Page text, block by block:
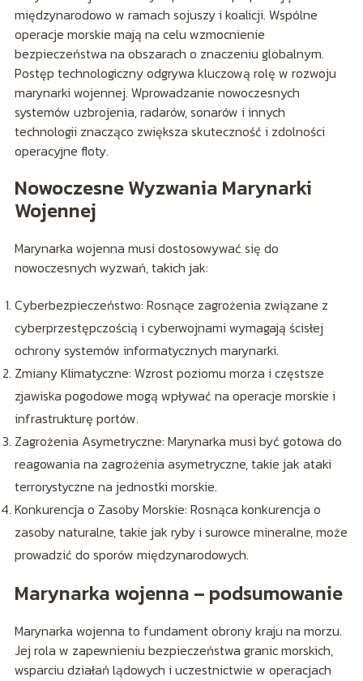
międzynarodowo w ramach sojuszy i koalicji. Wspólne
operacje morskie mają na celu wzmocnienie
bezpieczeństwa na obszarach o znaczeniu globalnym.
Postęp technologiczny odgrywa kluczową rolę w rozwoju
marynarki wojennej. Wprowadzanie nowoczesnych
systemów uzbrojenia, radarów, sonarów i innych
technologii znacząco zwiększa skuteczność i zdolności
operacyjne floty.
Nowoczesne Wyzwania Marynarki
Wojennej
Marynarka wojenna musi dostosowywać się do
nowoczesnych wyzwań, takich jak:
Cyberbezpieczeństwo: Rosnące zagrożenia związane z
cyberprzestępczością i cyberwojnami wymagają ścisłej
ochrony systemów informatycznych marynarki.
Zmiany Klimatyczne: Wzrost poziomu morza i częstsze
zjawiska pogodowe mogą wpływać na operacje morskie i
infrastrukturę portów.
Zagrożenia Asymetryczne: Marynarka musi być gotowa do
reagowania na zagrożenia asymetryczne, takie jak ataki
terrorystyczne na jednostki morskie.
Konkurencja o Zasoby Morskie: Rosnąca konkurencja o
zasoby naturalne, takie jak ryby i surowce mineralne, może
prowadzić do sporów międzynarodowych.
Marynarka wojenna – podsumowanie
Marynarka wojenna to fundament obrony kraju na morzu.
Jej rola w zapewnieniu bezpieczeństwa granic morskich,
wsparciu działań lądowych i uczestnictwie w operacjach